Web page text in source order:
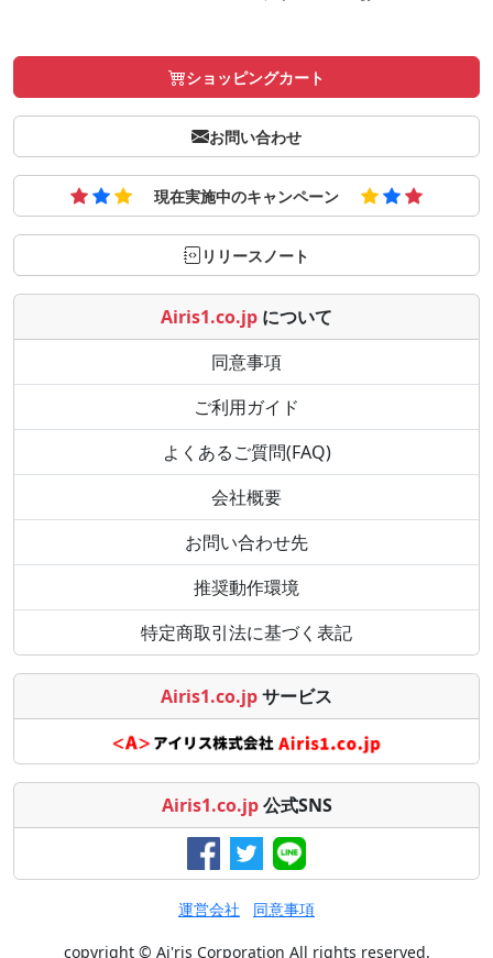
ショッピングカート
お問い合わせ
現在実施中のキャンペーン
リリースノート
Airis1.co.jp について
同意事項
ご利用ガイド
よくあるご質問(FAQ)
会社概要
お問い合わせ先
推奨動作環境
特定商取引法に基づく表記
Airis1.co.jpサービス
Airis1.co.jp 公式SNS
運営会社 同意事項
copyright © Ai'ris Corporation All rights reserved.